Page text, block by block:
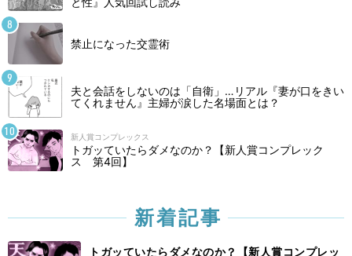
禁止になった交霊術
夫と会話をしないのは「自衛」…リアル『妻が口をきい
てくれません』主婦が涙した名場面とは？
新人賞コンプレックス
トガッていたらダメなのか？【新人賞コンプレック
ス 第4回】
新着記事
トガッていたらダメなのか？【新人賞コンプレッ